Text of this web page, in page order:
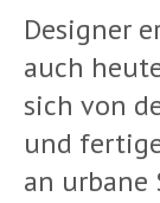
Designer
auch
sich von
und
an urbane